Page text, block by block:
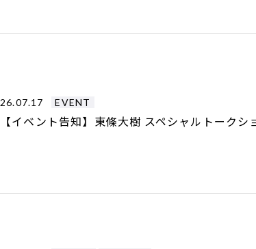
26.07.17 EVENT
【イベント告知】東條大樹 スペシャルトークシ